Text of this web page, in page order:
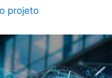
projeto